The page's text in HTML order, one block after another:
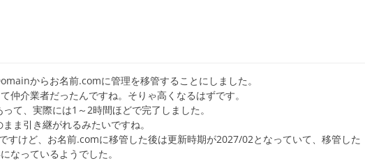
からお名前.comに管理を移管することにしました。
介業者だったんですね。そりゃ高くなるはずです。
て、実際には1～2時間ほどで完了しました。
ま引き継がれるみたいですね。
けど、お名前.comに移管した後は更新時期が2027/02となっていて、移管した
なっているようでした。